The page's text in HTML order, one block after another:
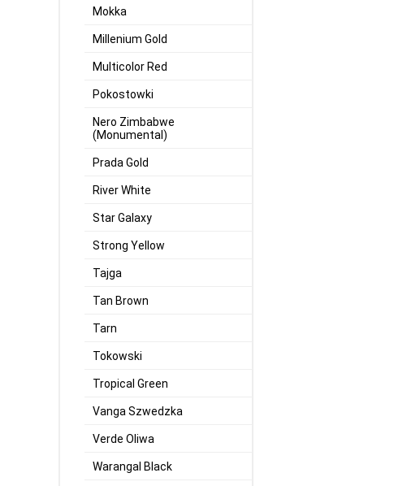
Mokka
Millenium Gold
Multicolor Red
Pokostowki
Nero Zimbabwe
(Monumental)
Prada Gold
River White
Star Galaxy
Strong Yellow
Tajga
Tan Brown
Tarn
Tokowski
Tropical Green
Vanga Szwedzka
Verde Oliwa
Warangal Black